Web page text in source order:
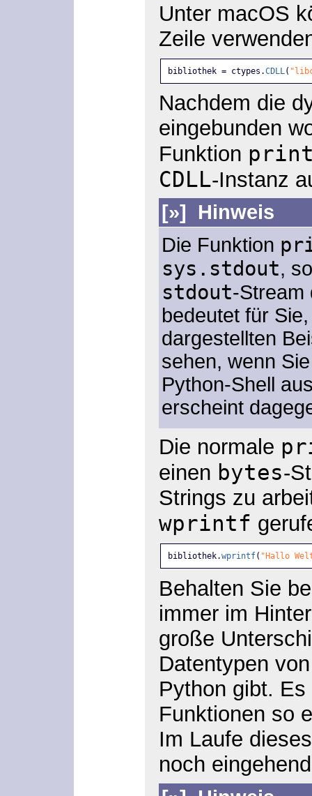
Unter macOS
Zeile
bibliothek = ctypes.CDLL (
Nachdem die
eingebunden
Funktion
CDLL-Instanz
[»] Hinweis
Die Funktion
sys.stdout,
stdout-Stream
bedeutet für
dargestellten
sehen, wenn
Python-Shell
erscheint
Die normale
einen bytes-
Strings zu
wprintf
bibliothek.wprintf( "Hallo
Behalten Sie
immer im
große
Datentypen
Python gibt.
Funktionen so
Im Laufe
noch